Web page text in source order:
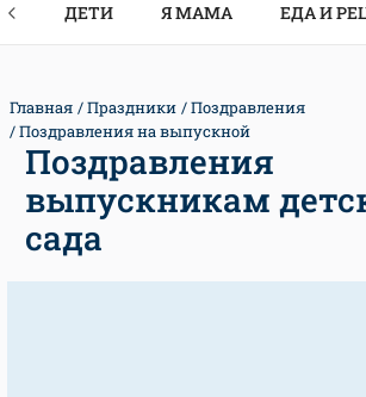
ДЕТИ Я МАМА ЕДА И
Главная Праздники
Поздравления
Поздравления на выпускной
Поздравления
выпускникам
сада